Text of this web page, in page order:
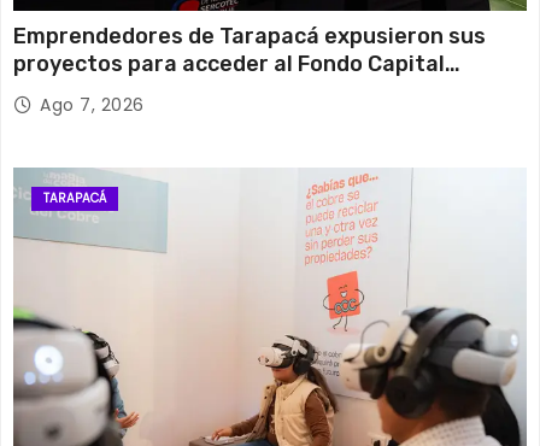
Emprendedores de Tarapacá expusieron sus
proyectos para acceder al Fondo Capital
Semilla de SERCOTEC
Ago 7, 2026
TARAPACÁ